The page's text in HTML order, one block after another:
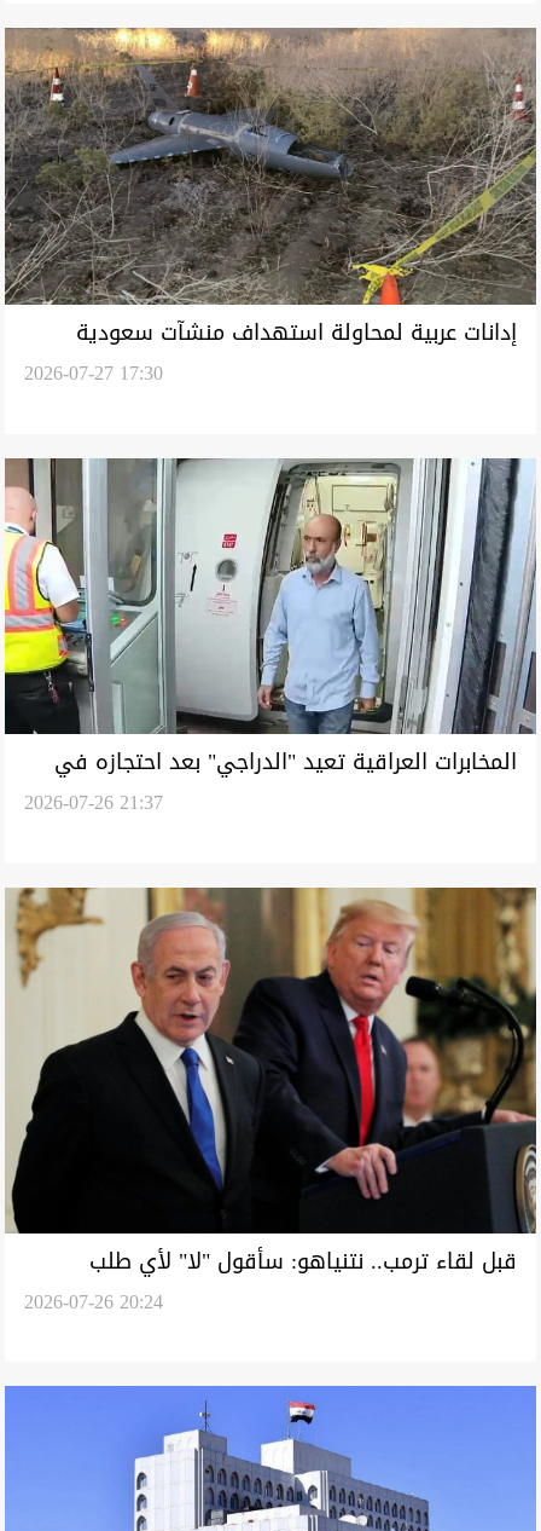
إدانات عربية لمحاولة استهداف منشآت سعودية
2026-07-27 17:30
المخابرات العراقية تعيد "الدراجي" بعد احتجازه في
2026-07-26 21:37
قبل لقاء ترمب.. نتنياهو: سأقول "لا" لأي طلب
2026-07-26 20:24